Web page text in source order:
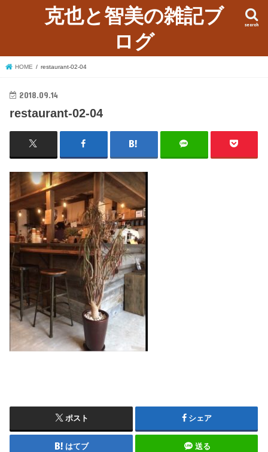
克也と智美の雑記ブ
ログ
search
HOME restaurant-02-04
2018.09.14
restaurant-02-04
ポスト シェア
はてブ 送る